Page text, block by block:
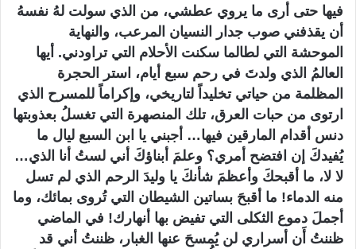
فيها حتى أرى ما يروي عطشي، من الذي سولت لهُ نفسهُ
أن يقذفني صوب جدار النسيان المرعب، والنهاية
الموحشة التي لطالما سكنت الأحلام التي تراودني. أيها
العالمُ الذي ولدتَ في رحم سبع أيام، استر الحجرة
المظلمة من حياتي تخليداً لتاريخي، وإكراماً للمسرح الذي
ارتوى من حبات العرق، تلك المنصهرة التي تغسلُ بعذوبتها
دنس أقدام المارقين فيها… أجبني يا ابن السبع ليال ما
يُفيدكَ إن افتضح أمري؟ وعلمَ أبناؤكَ أني لستُ أنا الذي…
لا لا، ما أقبحكَ وأعظمَ شأنكَ يا وليدَ الرحم الذي لم تسل
منه الدماء! ما أقبحَ بساتين الشيطان التي تُروى بمائك، وما
أجملَ دموع الثكلى التي تفيض بها أنهارك! في الماضي
ظننتُ أَن أسراري لن يُمسحَ عنها الغبار، ظننتُ أني قد